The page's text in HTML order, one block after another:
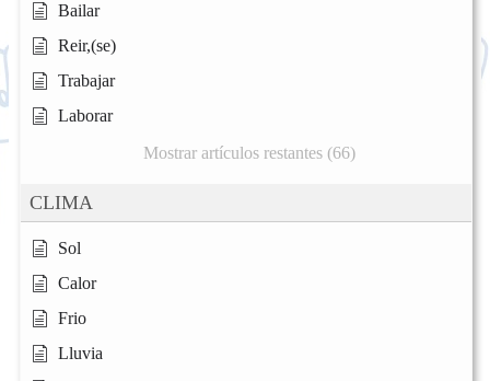
Bailar
Reir,(se)
Trabajar
Laborar
Mostrar artículos restantes (66)
CLIMA
Sol
Calor
Frio
Lluvia